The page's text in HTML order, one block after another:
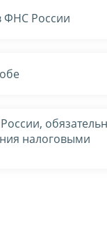
ФНС России
налоговыми